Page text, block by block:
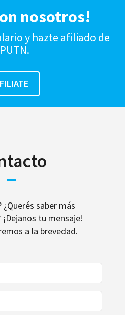
nosotros!
y hazte afiliado de
¿Querés saber más
tu mensaje!
a la brevedad.